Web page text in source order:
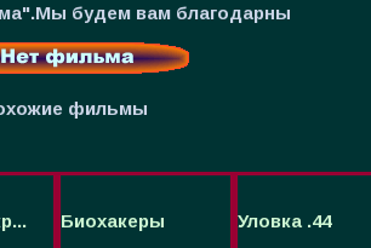
будем вам благодарны
фильмы
Биохакеры Уловка .44